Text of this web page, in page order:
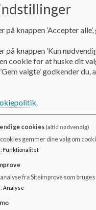
på knappen ’Accepter
på knappen ’Kun
cookie for at huske dit
valgte’ godkender
.
cookies(altid nødvendig)
gemmer dine valg om
: Funktionalitet
fra Siteimprove som
: Analyse